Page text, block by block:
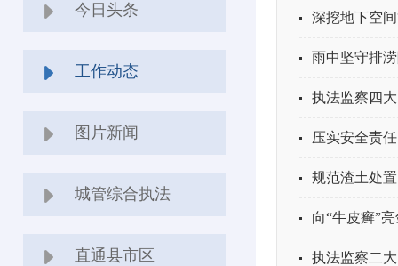
今日头条
工作动态
图片新闻
城管综合执法
直通县市区
深挖地下空
雨中坚守排
执法监察四
压实安全责
规范渣土处
向“牛皮癣”
执法监察二